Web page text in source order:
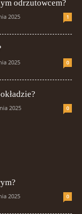
odrzutowcem?
2025 1
2025 0
2025 0
2025 0